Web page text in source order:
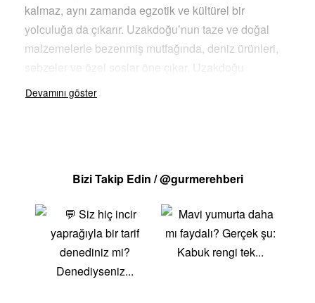
kalmaz, aynı zamanda egzotik ve kültürel bir
yolculuğa da çıkarır. Uzakdoğu’nun taze ve doğal
malzemelerle bezenmiş mutfağında, deniz ürünleri,
sebzeler ve özel soslar öne çıkar. Uzakdoğu
Mutfağının Eşsiz LezzetleriUzakdoğu mutfağında
Dim SumÇin mutfağının bu küçük ve lezzetli buharda
genellikle soya sosu ile sunulur. Pad ThaiTayland
mutfağının bu popüler yemeği, pirinç noodle’ları,
tavuk veya karides, taze sebzeler ve özel soslarla
hazırlanır. Üzerine sıkılan limon suyu ile tatlandırılır.
Bizi Takip Edin / @gurmerehberi